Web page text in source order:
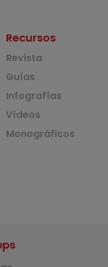
Recursos
Revista
Guías
Infografías
Vídeos
Monográficos